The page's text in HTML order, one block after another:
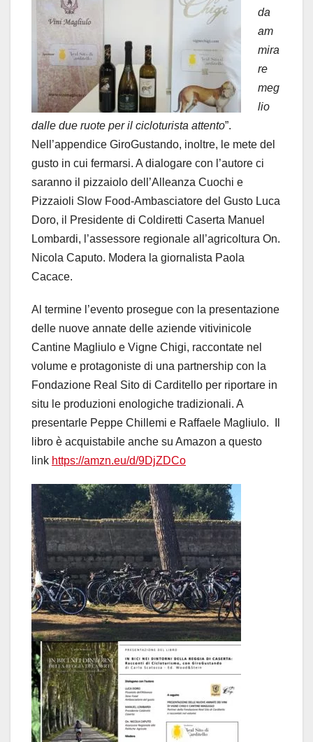
da
am
mira
re
meg
lio
dalle due ruote per il cicloturista attento”.
Nell’appendice GiroGustando, inoltre, le mete del
gusto in cui fermarsi. A dialogare con l’autore ci
saranno il pizzaiolo dell’Alleanza Cuochi e
Pizzaioli Slow Food-Ambasciatore del Gusto Luca
Doro, il Presidente di Coldiretti Caserta Manuel
Lombardi, l’assessore regionale all’agricoltura On.
Nicola Caputo. Modera la giornalista Paola
Cacace.
Al termine l’evento prosegue con la presentazione
delle nuove annate delle aziende vitivinicole
Cantine Magliulo e Vigne Chigi, raccontate nel
volume e protagoniste di una partnership con la
Fondazione Real Sito di Carditello per riportare in
situ le produzioni enologiche tradizionali. A
presentarle Peppe Chillemi e Raffaele Magliulo. Il
libro è acquistabile anche su Amazon a questo
link https://amzn.eu/d/9DjZDCo